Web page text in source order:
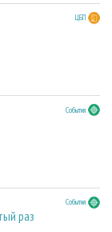
ЦБП
События
События
раз